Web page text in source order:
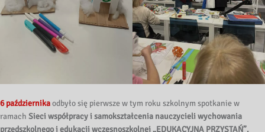
6 październikaodbyło się pierwsze w tym roku szkolnym spotkanie w
ramach Sieci współpracy i samokształcenia nauczycieli wychowania
przedszkolnego i edukacji wczesnoszkolnej „EDUKACYJNA PRZYSTAŃ”.